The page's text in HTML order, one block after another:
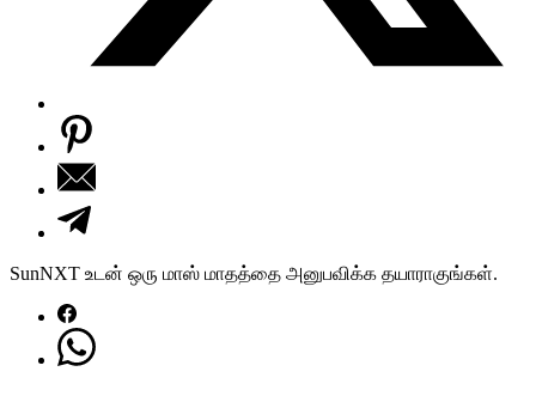
SunNXT உடன் ஒரு மாஸ் மாதத்தை அனுபவிக்க தயாராகுங்கள்.